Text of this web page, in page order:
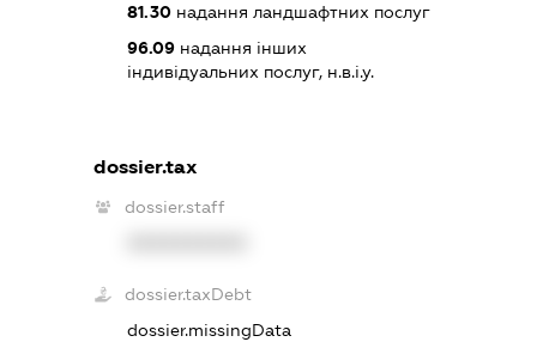
81.30 надання ландшафтних послуг
96.09 надання інших
індивідуальних послуг, н.в.і.у.
dossier.tax
dossier.staff
dossier.taxDebt
dossier.missingData